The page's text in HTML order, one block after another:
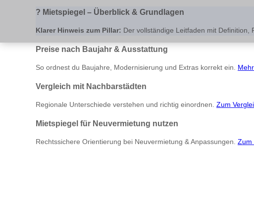
? Mietspiegel – Überblick & Grundlagen
Klarer Hinweis zum Pillar: Der vollständige Leitfaden mit Definition,
Preise nach Baujahr & Ausstattung
So ordnest du Baujahre, Modernisierung und Extras korrekt ein.
Vergleich mit Nachbarstädten
Regionale Unterschiede verstehen und richtig einordnen. Zum
Mietspiegel für Neuvermietung nutzen
Rechtssichere Orientierung bei Neuvermietung & Anpassungen. Zum